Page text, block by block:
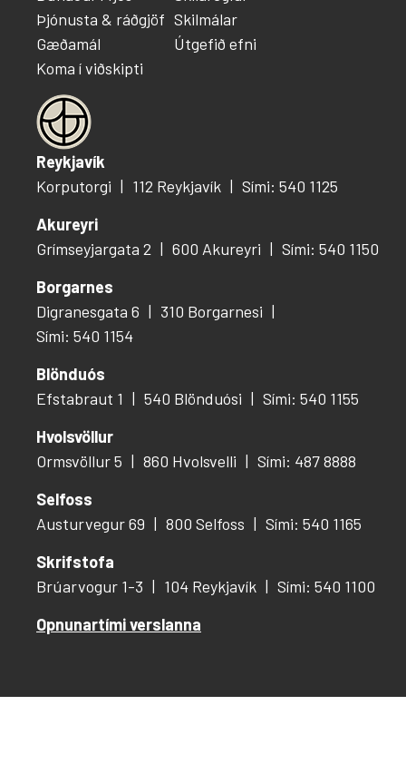
Reykjavík
Korputorgi
112 Reykjavík
Sími: 540 1125
Akureyri
Grímseyjargata 2
600 Akureyri
Sími: 540 1150
Borgarnes
Digranesgata 6
310 Borgarnesi
Sími: 540 1154
Blönduós
Efstabraut 1
540 Blönduósi
Sími: 540 1155
Hvolsvöllur
Ormsvöllur 5
860 Hvolsvelli
Sími: 487 8888
Selfoss
Austurvegur 69
800 Selfoss
Sími: 540 1165
Skrifstofa
Brúarvogur 1-3
104 Reykjavík
Sími: 540 1100
Opnunartími verslanna
Þjónusta & ráðgjöf
Gæðamál
Koma í viðskipti
Skilmálar
Útgefið efni